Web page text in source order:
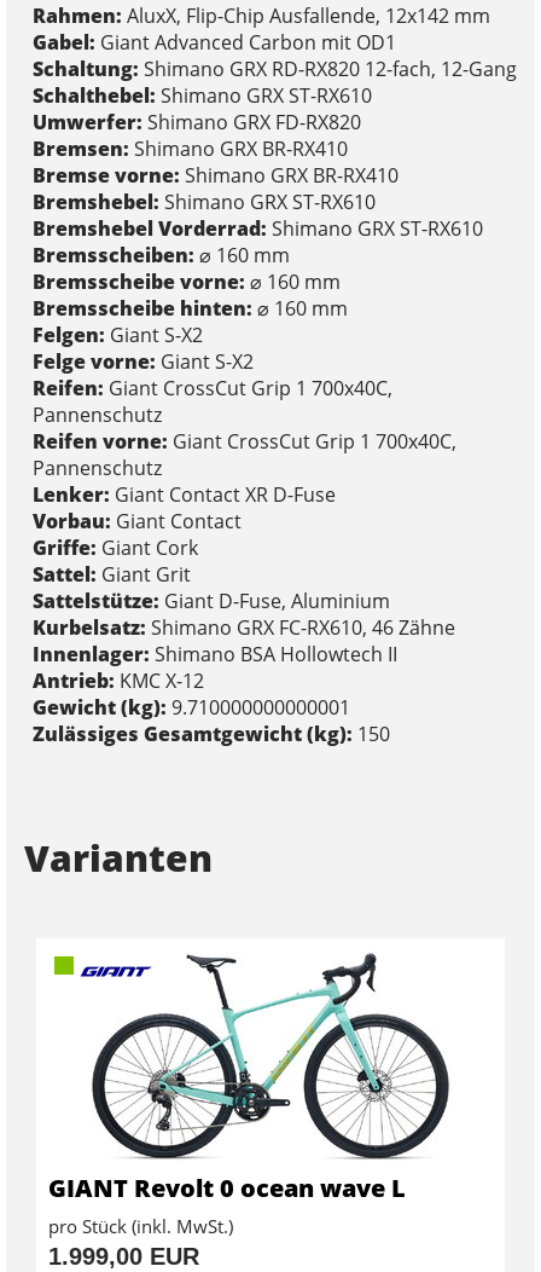
Rahmen: AluxX, Flip-Chip Ausfallende, 12x142 mm
Gabel: Giant Advanced Carbon mit OD1
Schaltung: Shimano GRX RD-RX820 12-fach, 12-Gang
Schalthebel: Shimano GRX ST-RX610
Umwerfer: Shimano GRX FD-RX820
Bremsen: Shimano GRX BR-RX410
Bremse vorne: Shimano GRX BR-RX410
Bremshebel: Shimano GRX ST-RX610
Bremshebel Vorderrad: Shimano GRX ST-RX610
Bremsscheiben: ⌀ 160 mm
Bremsscheibe vorne: ⌀ 160 mm
Bremsscheibe hinten: ⌀ 160 mm
Felgen: Giant S-X2
Felge vorne: Giant S-X2
Reifen: Giant CrossCut Grip 1 700x40C,
Pannenschutz
Reifen vorne: Giant CrossCut Grip 1 700x40C,
Pannenschutz
Lenker: Giant Contact XR D-Fuse
Vorbau: Giant Contact
Griffe: Giant Cork
Sattel: Giant Grit
Sattelstütze: Giant D-Fuse, Aluminium
Kurbelsatz: Shimano GRX FC-RX610, 46 Zähne
Innenlager: Shimano BSA Hollowtech II
Antrieb: KMC X-12
Gewicht (kg): 9.710000000000001
Zulässiges Gesamtgewicht (kg): 150
Varianten
GIANT Revolt 0 ocean wave L
pro Stück (inkl. MwSt.)
1.999,00 EUR